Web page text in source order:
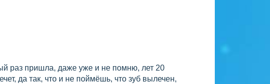
раз пришла, даже уже и не помню, лет 20
да так, что и не поймёшь, что зуб вылечен,